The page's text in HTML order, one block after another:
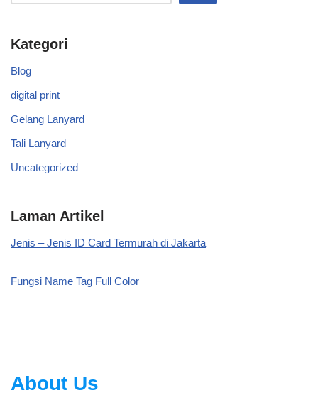
Kategori
Blog
digital print
Gelang Lanyard
Tali Lanyard
Uncategorized
Laman Artikel
Jenis – Jenis ID Card Termurah di Jakarta
Fungsi Name Tag Full Color
About Us